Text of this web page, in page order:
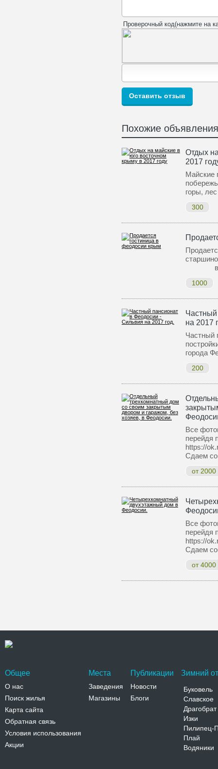
Проверочный код(нажмите на
Похожие объявления
Отдых
2017
Майские
горы,
300
в
1000
на 2017
Частный
города
200
Все
перейдя
https://
Сдаем
от 2000
Все
перейдя
https://
Сдаем
от 4000
Общее
О нас
Поиск жилья
Карта сайта
Обратная связь
Условия использования
Акции
Места
Заведения
Магазины
Публикации
Новости
Блоги
Зимний
Буковель
Славское
Драгобрат
Изки
Пилипец-
Плай
Водяники